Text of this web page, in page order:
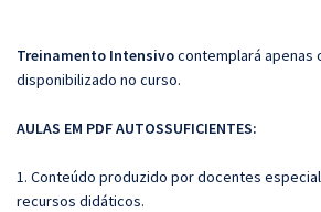
Treinamento Intensivocontemplará apenas
disponibilizado no curso.
AULAS EM PDF AUTOSSUFICIENTES:
1. Conteúdo produzido por docentes
recursos didáticos.